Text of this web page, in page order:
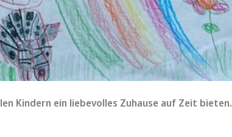
Kindern ein liebevolles Zuhause auf Zeit bieten.